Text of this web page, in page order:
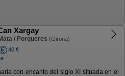
Xargay
/ Porqueres (Girona)
40 €
con encanto del siglo XI situada en el